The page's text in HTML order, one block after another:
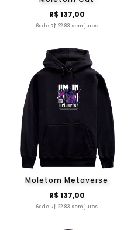
R$ 137,00
6x de R$ 22,83 sem juros
Moletom Metaverse
R$ 137,00
6x de R$ 22,83 sem juros